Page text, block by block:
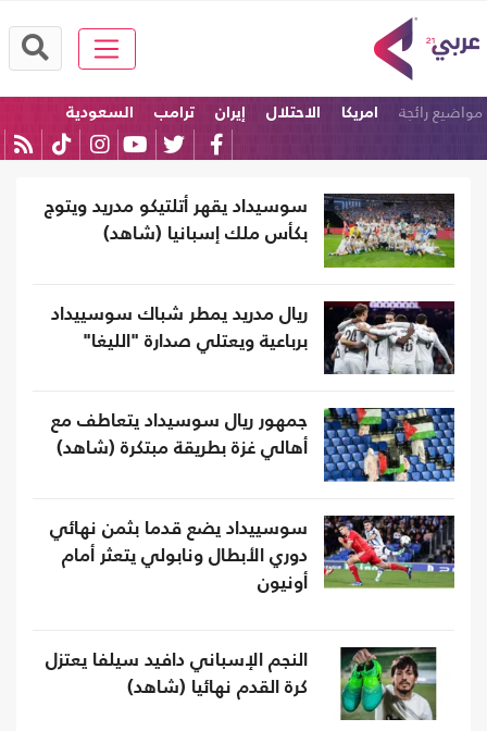
مواضيع رائجة امريكا الاحتلال إيران ترامب
السعودية
سوسيداد يقهر أتلتيكو مدريد ويتوج
بكأس ملك إسبانيا (شاهد)
ريال مدريد يمطر شباك سوسييداد
برباعية ويعتلي صدارة "الليغا"
جمهور ريال سوسيداد يتعاطف مع
أهالي غزة بطريقة مبتكرة (شاهد)
سوسييداد يضع قدما بثمن نهائي
دوري الأبطال ونابولي يتعثر أمام
أونيون
النجم الإسباني دافيد سيلفا يعتزل
كرة القدم نهائيا (شاهد)